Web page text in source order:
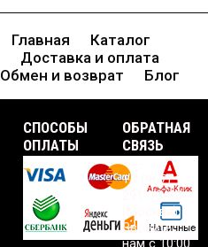
Главная
Каталог
Доставка и оплата
Обмен и возврат
Блог
CПОСОБЫ
ОПЛАТЫ
ОБРАТНАЯ
СВЯЗЬ
----
+7 (967)
291-10-33
(Москва)
Звоните
нам с 10:00